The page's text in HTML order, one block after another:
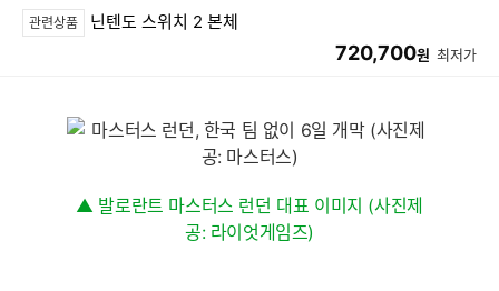
관련상품 닌텐도 스위치 2 본체
720,700원 최저가
▲ 발로란트 마스터스 런던 대표 이미지 (사진제
공: 라이엇게임즈)